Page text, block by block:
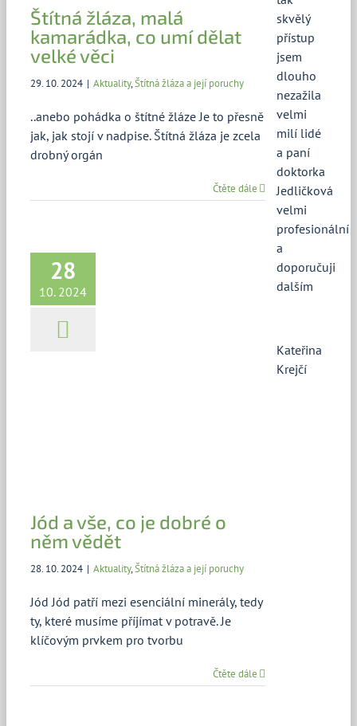
Štítná žláza, malá
kamarádka, co umí dělat
velké věci
29. 10. 2024 | Aktuality,Štítná žláza a její poruchy
..anebo pohádka o štítné žláze Je to přesně
jak, jak stojí v nadpise. Štítná žláza je zcela
drobný orgán
Čtěte dále
28
10. 2024
Jód a vše, co je dobré o něm
Aktuality
Jód a vše, co je dobré o
něm vědět
28. 10. 2024 | Aktuality,Štítná žláza a její poruchy
Jód Jód patří mezi esenciální minerály, tedy
ty, které musíme příjímat v potravě. Je
klíčovým prvkem pro tvorbu
Čtěte dále
skvělý
přístup
jsem
dlouho
nezažila
velmi
milí lidé
a paní
doktorka
Jedličková
velmi
profesionální
a
doporučuji
dalším
Kateřina
Krejčí